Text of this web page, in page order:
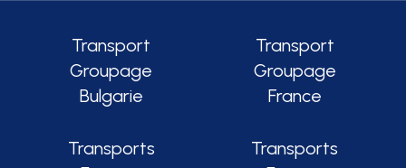
Transport
Groupage
Bulgarie
Transport
Groupage
France
Transports
Transports